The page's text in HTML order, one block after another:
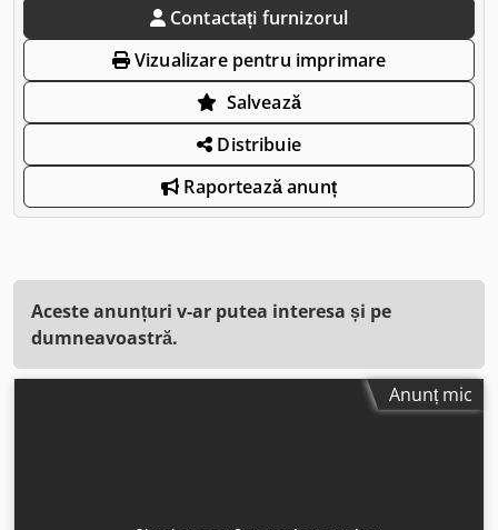
Contactați furnizorul
Vizualizare pentru imprimare
Salvează
Distribuie
Raportează anunț
Aceste anunțuri v-ar putea interesa și pe
dumneavoastră.
Anunț mic